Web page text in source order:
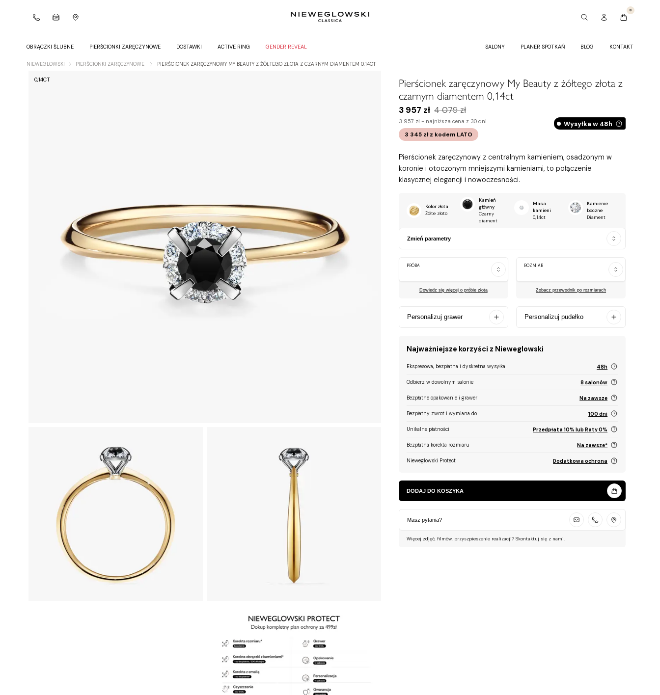
0
OBRĄCZKI ŚLUBNE PIERŚCIONKI ZARĘCZYNOWE DOSTAWKI ACTIVE RING GENDER REVEAL SALONY PLANER SPOTKAŃ BLOG KONTAKT
NIEWEGLOWSKI PIERŚCIONKI ZARĘCZYNOWE PIERŚCIONEK ZARĘCZYNOWY MY BEAUTY Z ŻÓŁTEGO ZŁOTA Z CZARNYM DIAMENTEM 0,14CT
0,14CT
Pierścionek zaręczynowy My Beauty z żółtego złota z
czarnym diamentem 0,14ct
3 957 zł 4 079 zł
3 957 zł - najniższa cena z 30 dni
3 345 zł z kodemLATO
Wysyłka w 48h
Pierścionek zaręczynowy z centralnym kamieniem, osadzonym w
koronie i otoczonym mniejszymi kamieniami, to połączenie
klasycznej elegancji i nowoczesności.
Kolor złota
Żółte złoto
Kamień
główny
Czarny
diament
Masa
kamieni
0,14ct
Kamienie
boczne
Diament
Zmień parametry
PRÓBA
Dowiedz się więcej o próbie złota
ROZMIAR
Zobacz przewodnik po rozmiarach
Personalizuj grawer Personalizuj pudełko
Najważniejsze korzyści z Nieweglowski
Ekspresowa, bezpłatna i dyskretna wysyłka 48h
Odbierz w dowolnym salonie 8 salonów
Bezpłatne opakowanie i grawer Na zawsze
Bezpłatny zwrot i wymiana do 100 dni
Unikalne płatności Przedpłata 10% lub Raty 0%
Bezpłatna korekta rozmiaru Na zawsze*
Nieweglowski Protect Dodatkowa ochrona
DODAJ DO KOSZYKA
Masz pytania?
Więcej zdjęć, filmów, przyszpieszenie realizacji? Skontaktuj się z nami.